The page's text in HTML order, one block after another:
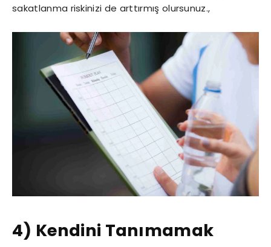
sakatlanma riskinizi de arttırmış olursunuz.,
4) Kendini Tanımamak